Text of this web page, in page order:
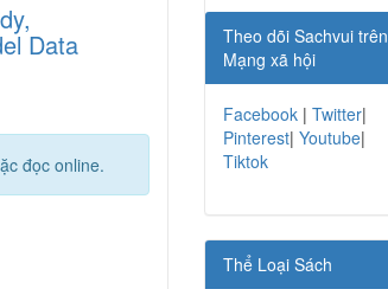
Data
đọc online.
Theo dõi Sachvui trên
Mạng xã hội
Facebook | Twitter|
Pinterest| Youtube|
Tiktok
Thể Loại Sách